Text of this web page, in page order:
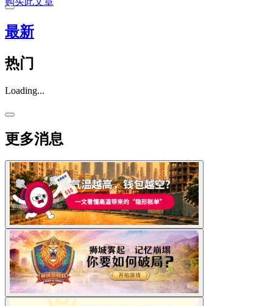
最新
热门
Loading...
更多消息